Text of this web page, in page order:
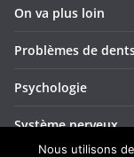
On va plus loin
Problèmes de
Psychologie
Système nerveux
Nous utilisons